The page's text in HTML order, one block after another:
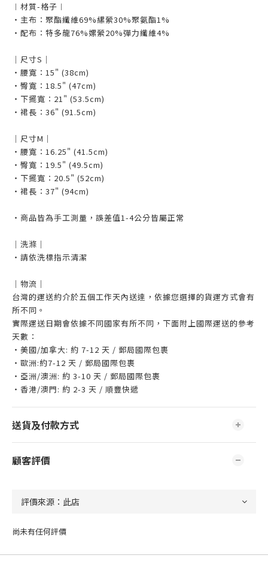
︱材質-格子︱
・主布：聚酯纖維69%縲縈30%聚氨酯1%
・配布：特多龍76%嫘縈20%彈力纖維4%
｜尺寸S｜
・腰寬：15" (38cm)
・臀寬：18.5" (47cm)
・下擺寬：21" (53.5cm)
・裙長：36" (91.5cm)
｜尺寸M｜
・腰寬：16.25" (41.5cm)
・臀寬：19.5" (49.5cm)
・下擺寬：20.5" (52cm)
・裙長：37" (94cm)
・商品皆為手工測量，誤差值1-4公分皆屬正常
｜洗滌｜
・請依洗標指示清潔
｜物流｜
台灣的運送約介於五個工作天內送達，依據您選擇的貨運方式會有
所不同。
實際運送日期會依據不同國家有所不同，下面附上國際運送的參考
天數：
・美國/加拿大: 約 7-12 天 / 郵局國際包裹
・歐洲:約7-12 天 / 郵局國際包裹
・亞洲/澳洲: 約 3-10 天 / 郵局國際包裹
・香港/澳門: 約 2-3 天 / 順豐快遞
送貨及付款方式
顧客評價
尚未有任何評價